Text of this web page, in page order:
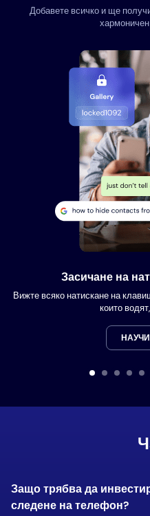
Добавете всичко и ще
Засичане на
Вижте всяко натискане на
които
Защо трябва да
следене на телефон?